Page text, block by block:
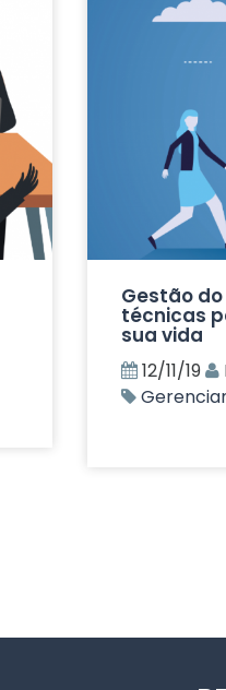
Gestão
técnicas
sua vida
12/11/19